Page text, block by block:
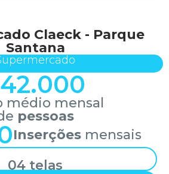
Claeck - Parque
Santana
42.000
médio mensal
pessoas
Inserçõesmensais
04 telas